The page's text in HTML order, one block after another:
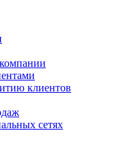
клиентов
сетях